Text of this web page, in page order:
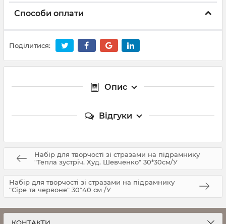
Способи оплати
Поділитися:
Опис
Відгуки
Набір для творчості зі стразами на підрамнику
"Тепла зустріч. Худ. Шевченко" 30*30см/У
Набір для творчості зі стразами на підрамнику
"Сіре та червоне" 30*40 см /У